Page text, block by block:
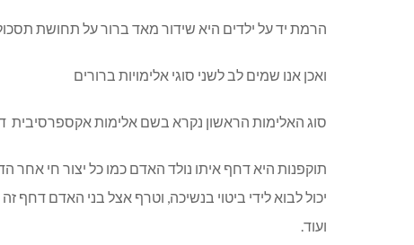
הרמת יד על ילדים היא שידור מאד ברור על תחושת תסכול
ואכן אנו שמים לב לשני סוגי אלימויות ברורים
סוג האלימות הראשון נקרא בשם אלימות אקספרסיבית
תוקפנות היא דחף איתו נולד האדם כמו כל יצור חי
יכול לבוא לידי ביטוי בנשיכה, וטרף אצל בני האדם דחף
ועוד.